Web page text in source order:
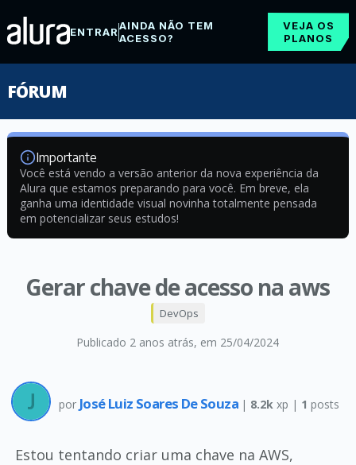
ENTRARAINDA NÃO TEM
ACESSO?
VEJA OS
PLANOS
FÓRUM
Importante
Você está vendo a versão anterior da nova experiência da
Alura que estamos preparando para você. Em breve, ela
ganha uma identidade visual novinha totalmente pensada
em potencializar seus estudos!
Gerar chave de acesso na aws
Publicado 2 anos atrás, em 25/04/2024
DevOps
por José Luiz Soares De Souza | 8.2k xp | 1 posts
Estou tentando criar uma chave na AWS,